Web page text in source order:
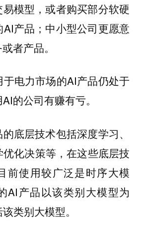
模型，或者购买部分软硬
产品；中小型公司更愿意
者产品。
电力市场的AI产品仍处于
的公司有赚有亏。
底层技术包括深度学习、
化决策等，在这些底层技
前使用较广泛是时序大模
AI产品以该类别大模型为
类别大模型。